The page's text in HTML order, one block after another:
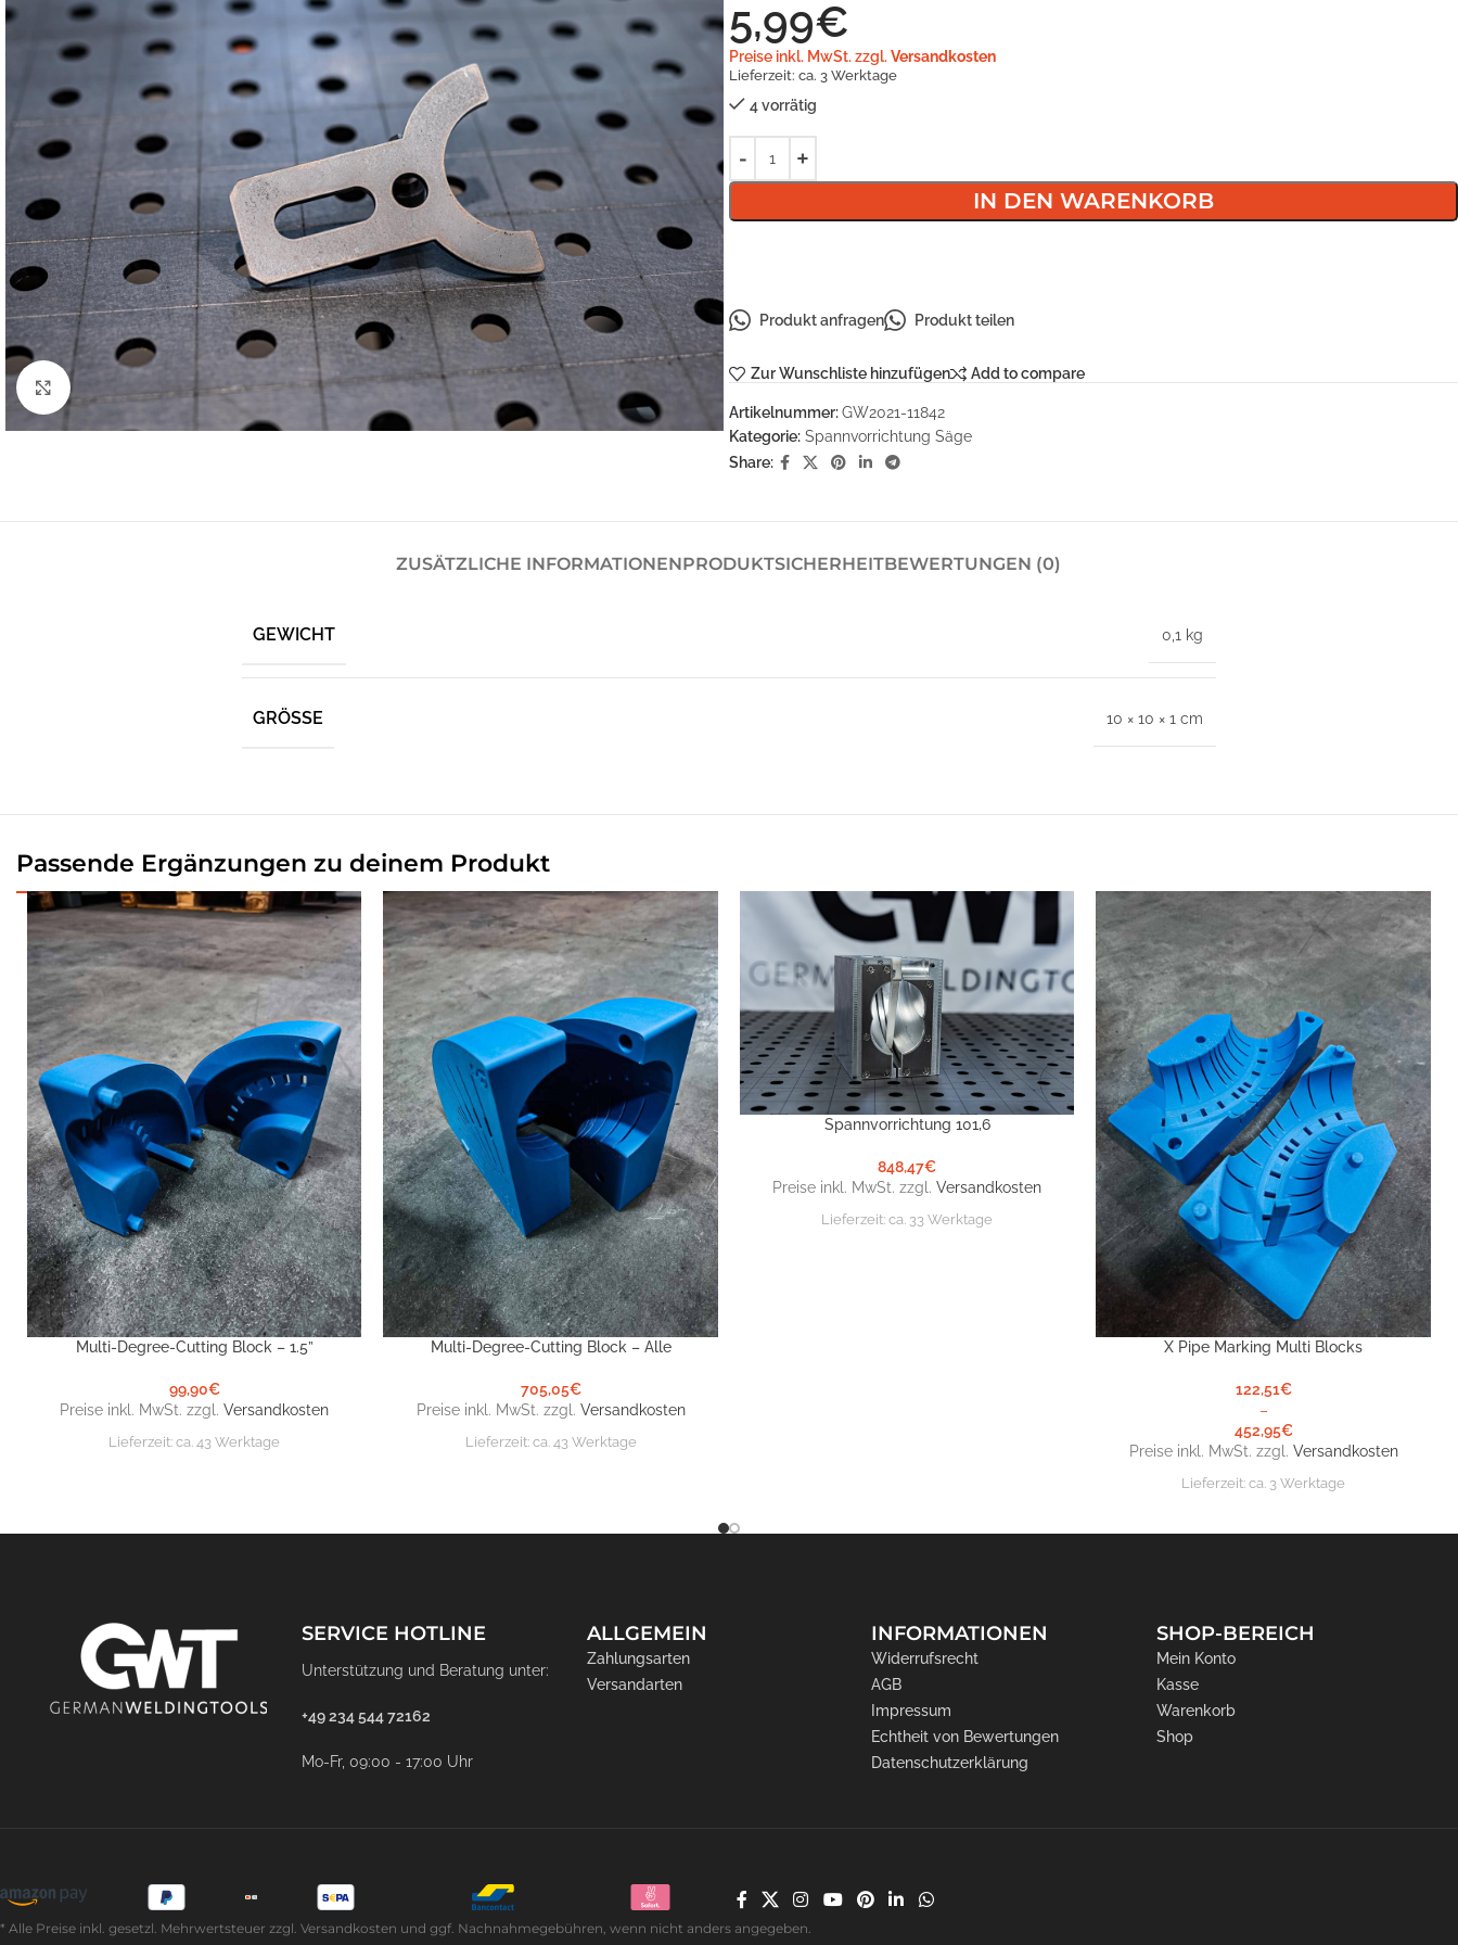
5,99€
Preise inkl. MwSt. zzgl. Versandkosten
Lieferzeit: ca. 3 Werktage
4 vorrätig
IN DEN WARENKORB
Produkt anfragen Produkt teilen
Zur Wunschliste hinzufügen Add to compare
Artikelnummer:GW2021-11842
Kategorie: Spannvorrichtung Säge
Share:
ZUSÄTZLICHE INFORMATIONENPRODUKTSICHERHEITBEWERTUNGEN (0)
GEWICHT 0,1 kg
GRÖSSE 10 × 10 × 1 cm
Passende Ergänzungen zu deinem Produkt
IN DEN WARENKORB
Multi-Degree-Cutting Block – 1.5”
99,90€
Preise inkl. MwSt. zzgl.Versandkosten
Lieferzeit:ca. 43 Werktage
IN DEN WARENKORB
Multi-Degree-Cutting Block – Alle
705,05€
Preise inkl. MwSt. zzgl. Versandkosten
Lieferzeit: ca. 43 Werktage
IN DEN WARENKORBSpannvorrichtung 101,6
848,47€
Preise inkl. MwSt. zzgl.Versandkosten
Lieferzeit:ca. 33 Werktage
AUSFÜHRUNG WÄHLEN
X Pipe Marking Multi Blocks
122,51€
–
452,95€
Preise inkl. MwSt. zzgl. Versandkosten
Lieferzeit:ca. 3 Werktage
SERVICE HOTLINE
Unterstützung und Beratung unter:
+49 234 544 72162
Mo-Fr, 09:00 - 17:00 Uhr
ALLGEMEIN
Zahlungsarten
Versandarten
INFORMATIONEN
Widerrufsrecht
AGB
Impressum
Echtheit von Bewertungen
Datenschutzerklärung
SHOP-BEREICH
Mein Konto
Kasse
Warenkorb
Shop
* Alle Preise inkl. gesetzl. Mehrwertsteuer zzgl. Versandkosten und ggf. Nachnahmegebühren, wenn nicht anders angegeben.